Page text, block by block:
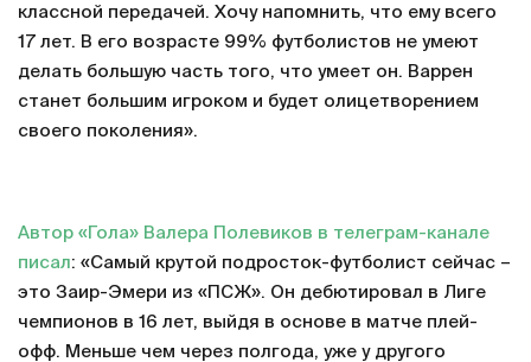
классной передачей. Хочу напомнить, что ему всего
17 лет. В его возрасте 99% футболистов не умеют
делать большую часть того, что умеет он. Варрен
станет большим игроком и будет олицетворением
своего поколения».
Автор «Гола» Валера Полевиков в телеграм-канале
писал: «Самый крутой подросток-футболист сейчас –
это Заир-Эмери из «ПСЖ». Он дебютировал в Лиге
чемпионов в 16 лет, выйдя в основе в матче плей-
офф. Меньше чем через полгода, уже у другого